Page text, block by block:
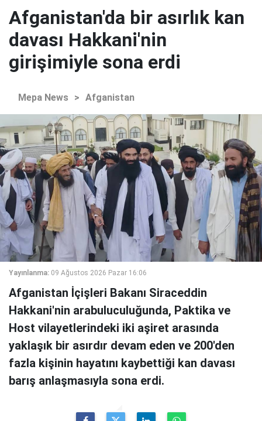
Afganistan'da bir asırlık kan
davası Hakkani'nin
girişimiyle sona erdi
Mepa News > Afganistan
Yayınlanma: 09 Ağustos 2026 Pazar 16:06
Afganistan İçişleri Bakanı Siraceddin
Hakkani'nin arabuluculuğunda, Paktika ve
Host vilayetlerindeki iki aşiret arasında
yaklaşık bir asırdır devam eden ve 200'den
fazla kişinin hayatını kaybettiği kan davası
barış anlaşmasıyla sona erdi.